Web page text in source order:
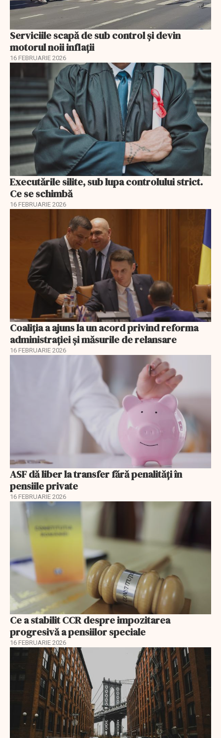
Serviciile scapă de sub control și devin
motorul noii inflații
16 FEBRUARIE 2026
Executările silite, sub lupa controlului strict.
Ce se schimbă
16 FEBRUARIE 2026
Coaliția a ajuns la un acord privind reforma
administrației și măsurile de relansare
16 FEBRUARIE 2026
ASF dă liber la transfer fără penalități în
pensiile private
16 FEBRUARIE 2026
Ce a stabilit CCR despre impozitarea
progresivă a pensiilor speciale
16 FEBRUARIE 2026